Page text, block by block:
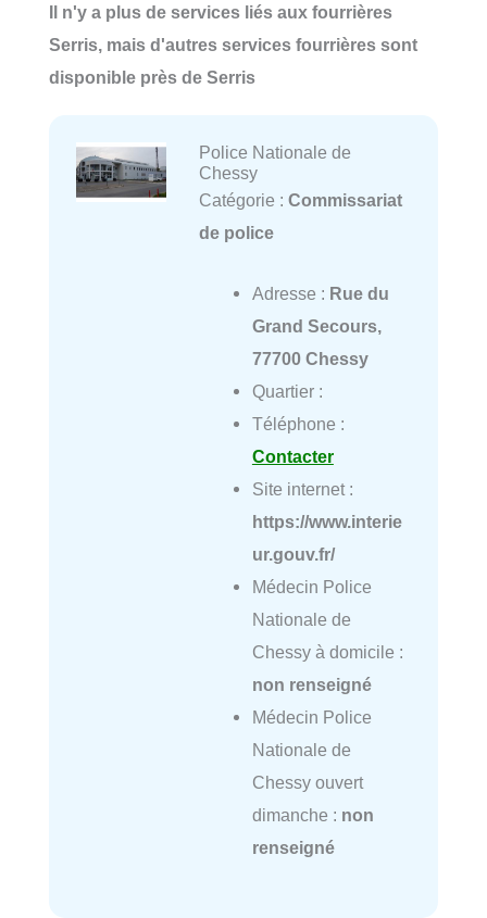
Il n'y a plus de services liés aux fourrières
Serris, mais d'autres services fourrières sont
disponible près de Serris
Police Nationale de
Chessy
Catégorie : Commissariat
de police
Adresse : Rue du
Grand Secours,
77700 Chessy
Quartier :
Téléphone :
Contacter
Site internet :
https://www.interie
ur.gouv.fr/
Médecin Police
Nationale de
Chessy à domicile :
non renseigné
Médecin Police
Nationale de
Chessy ouvert
dimanche : non
renseigné